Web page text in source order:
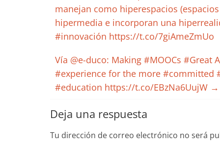
manejan como hiperespacios
hipermedia e incorporan una
#innovación https://t.co/7giAmeZmUo
Vía @e-duco: Making #MOOCs #Great
#experience for the more #committed
#education https://t.co/EBzNa6UujW →
Deja una respuesta
Tu dirección de correo electrónico no será